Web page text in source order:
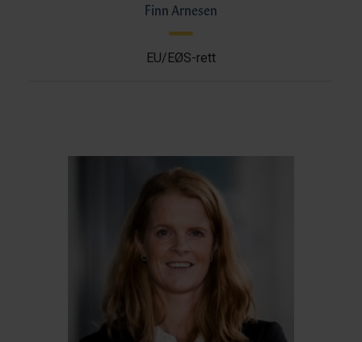
Finn Arnesen
EU/EØS-rett